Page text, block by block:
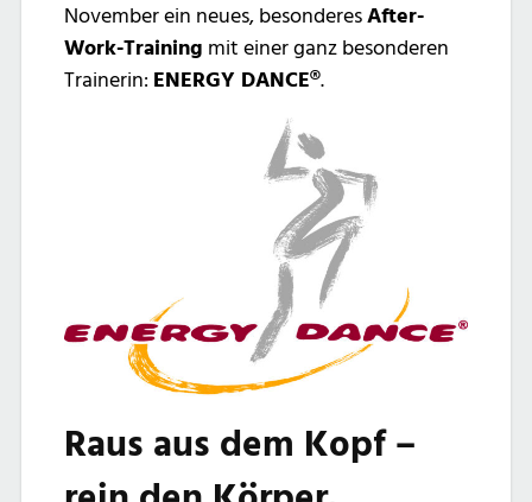
November ein neues, besonderesAfter-
Work-Training mit einer ganz besonderen
Trainerin: ENERGY DANCE®.
Raus aus dem Kopf –